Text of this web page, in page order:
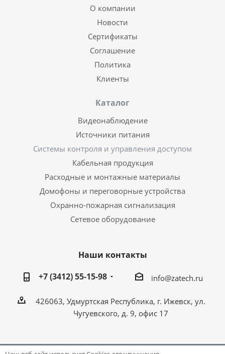
О компании
Новости
Сертификаты
Соглашение
Политика
Клиенты
Каталог
Видеонаблюдение
Источники питания
Системы контроля и управления доступом
Кабельная продукция
Расходные и монтажные материалы
Домофоны и переговорные устройства
Охранно-пожарная сигнализация
Сетевое оборудование
Наши контакты
+7 (3412) 55-15-98
info@zatech.ru
426063, Удмуртская Республика, г. Ижевск, ул.
Чугуевского, д. 9, офис 17